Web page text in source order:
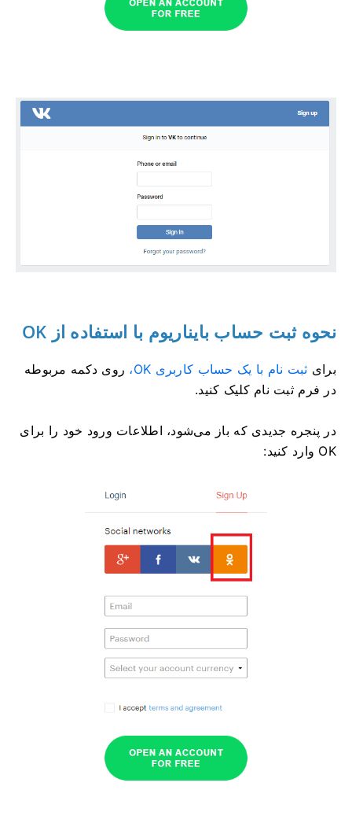
نحوه ثبت حساب بایناریوم با استفاده از OK
برای ثبت نام با یک حساب کاربری OK،
روی دکمه مربوطه
در فرم ثبت نام کلیک کنید.
در پنجره جدیدی که باز می‌شود، اطلاعات ورود خود را برای
OK وارد کنید: